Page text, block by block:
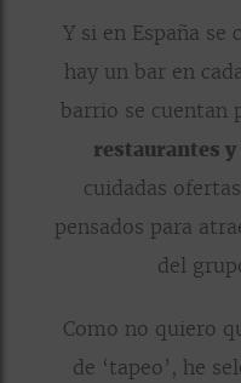
Y si en España
hay un bar en
barrio se cuentan
restaurantes y
cuidadas
pensados para
del
Como no quiero
de ‘tapeo’, he